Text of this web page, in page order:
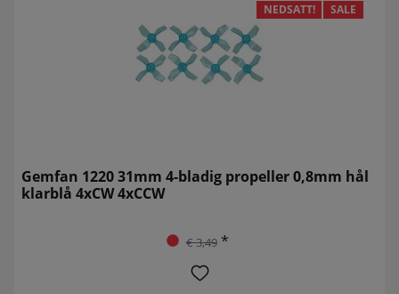
NEDSATT! SALE
Gemfan 1220 31mm 4-bladig propeller 0,8mm hål
klarblå 4xCW 4xCCW
€ 3,49*